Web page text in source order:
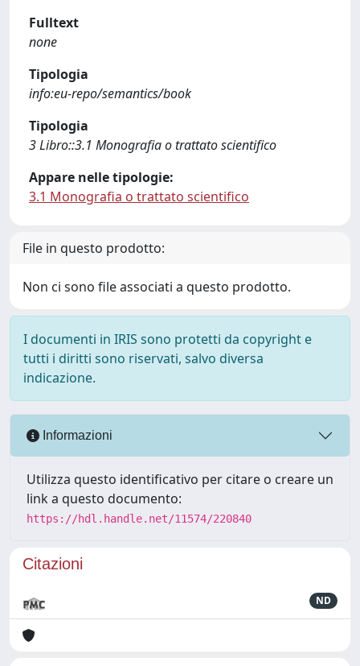
Fulltext
none
Tipologia
info:eu-repo/semantics/book
Tipologia
3 Libro::3.1 Monografia o trattato scientifico
Appare nelle tipologie:
3.1 Monografia o trattato scientifico
File in questo prodotto:
Non ci sono file associati a questo prodotto.
I documenti in IRIS sono protetti da copyright e
tutti i diritti sono riservati, salvo diversa
indicazione.
Informazioni
Utilizza questo identificativo per citare o creare un
link a questo documento:
https://hdl.handle.net/11574/220840
Citazioni
ND